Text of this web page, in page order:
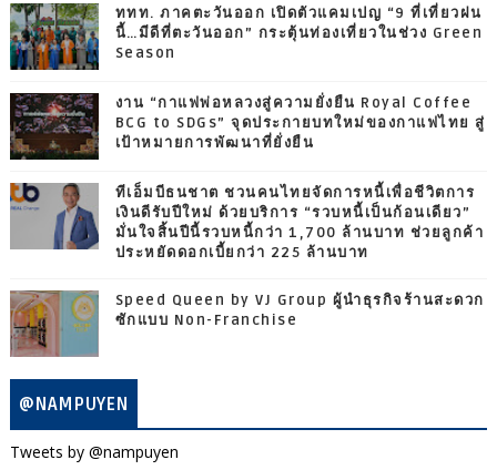
ททท. ภาคตะวันออก เปิดตัวแคมเปญ “9 ที่เที่ยวฝน
นี้…มีดีที่ตะวันออก” กระตุ้นท่องเที่ยวในช่วง Green
Season
งาน “กาแฟพ่อหลวงสู่ความยั่งยืน Royal Coffee
BCG to SDGs” จุดประกายบทใหม่ของกาแฟไทย สู่
เป้าหมายการพัฒนาที่ยั่งยืน
ทีเอ็มบีธนชาต ชวนคนไทยจัดการหนี้เพื่อชีวิตการ
เงินดีรับปีใหม่ ด้วยบริการ “รวบหนี้เป็นก้อนเดียว”
มั่นใจสิ้นปีนี้รวบหนี้กว่า 1,700 ล้านบาท ช่วยลูกค้า
ประหยัดดอกเบี้ยกว่า 225 ล้านบาท
Speed Queen by VJ Group ผู้นำธุรกิจร้านสะดวก
ซักแบบ Non-Franchise
@NAMPUYEN
Tweets by @nampuyen